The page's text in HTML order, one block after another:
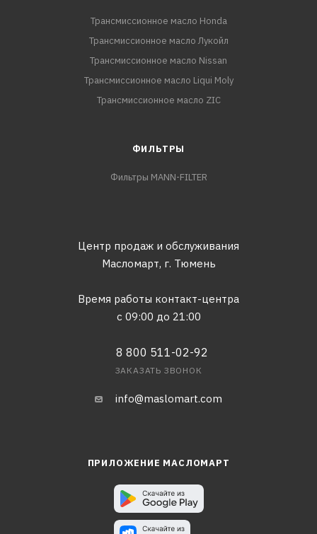
Трансмиссионное масло Honda
Трансмиссионное масло Лукойл
Трансмиссионное масло Nissan
Трансмиссионное масло Liqui Moly
Трансмиссионное масло ZIC
ФИЛЬТРЫ
Фильтры MANN-FILTER
Центр продаж и обслуживания
Масломарт, г. Тюмень
Время работы контакт-центра
с 09:00 до 21:00
8 800 511-02-92
ЗАКАЗАТЬ ЗВОНОК
info@maslomart.com
ПРИЛОЖЕНИЕ МАСЛОМАРТ